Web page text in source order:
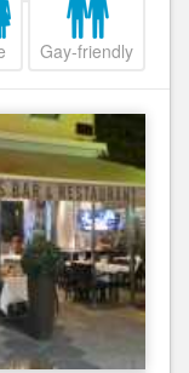
Gay-friendly